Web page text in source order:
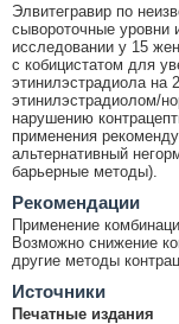
Элвитегравир по
сывороточные
исследовании у 15
с кобицистатом для
этинилэстрадиола на
этинилэстрадиолом/
нарушению
применения
альтернативный
барьерные методы).
Рекомендации
Применение
Возможно снижение
другие методы
Источники
Печатные издания